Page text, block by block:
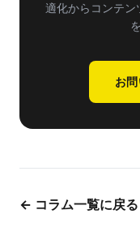
適化から コンテ
お
← コラム一覧に戻る